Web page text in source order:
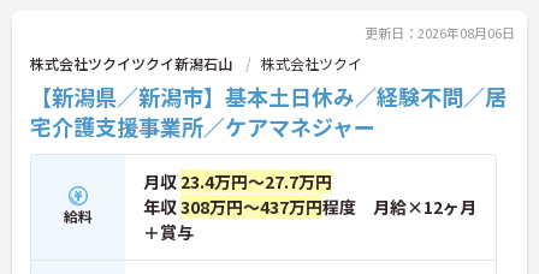
連携の体制がしっかりと整っています。働き方の面
では、夜勤明けの翌日が原則として公休となるほ
か、月平均の残業時間も5時間から7時間程度とかな
り少なめです。常勤スタッフの比率が90パーセント
を超えているため急な勤務変更が発生しにくく、あ
らかじめ決められた訪問予定表に沿って規則正しく
働けます。入職後は現場スタッフによるお一人おひ
とりに合わせた個別のOJT研修が実施されます。eラ
ーニングも導入されており、多職種と連携しながら
専門性を着実に深めていける環境が用意されていま
更新日：2026年08月06日
株式会社ツクイツクイ新潟石山 株式会社ツクイ
【新潟県／新潟市】基本土日休み／経験不問／居
宅介護支援事業所／ケアマネジャー
給料
月収 23.4万円～27.7万円
年収308万円～437万円程度 月給×12ヶ月
＋賞与